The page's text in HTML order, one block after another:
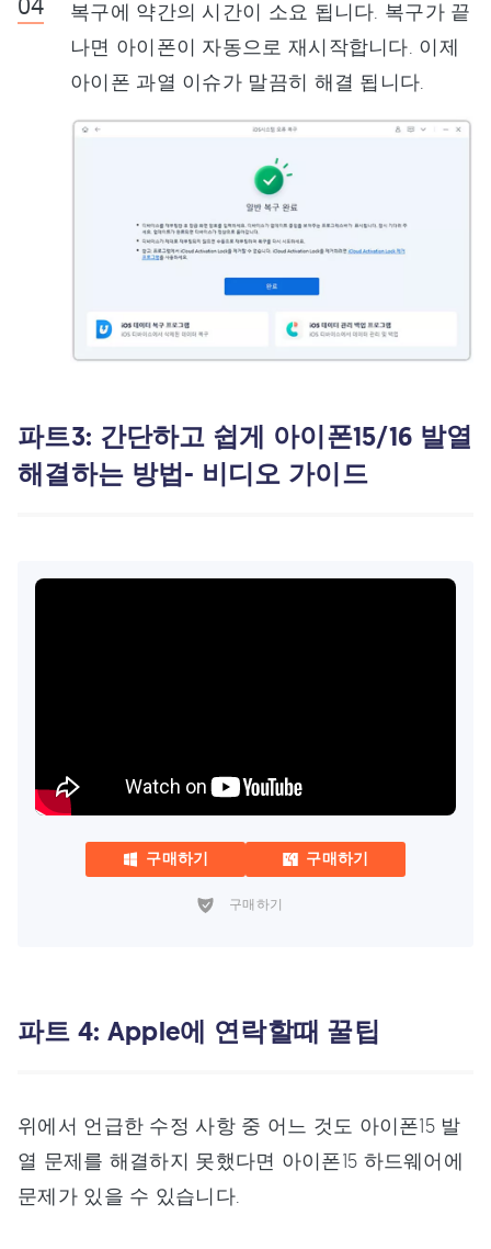
복구에 약간의 시간이 소요 됩니다. 복구가 끝
나면 아이폰이 자동으로 재시작합니다. 이제
아이폰 과열 이슈가 말끔히 해결 됩니다.
파트3: 간단하고 쉽게 아이폰15/16 발열
해결하는 방법- 비디오 가이드
구매하기 구매하기
구매하기
파트 4: Apple에 연락할때 꿀팁
위에서 언급한 수정 사항 중 어느 것도 아이폰15 발
열 문제를 해결하지 못했다면 아이폰15 하드웨어에
문제가 있을 수 있습니다.